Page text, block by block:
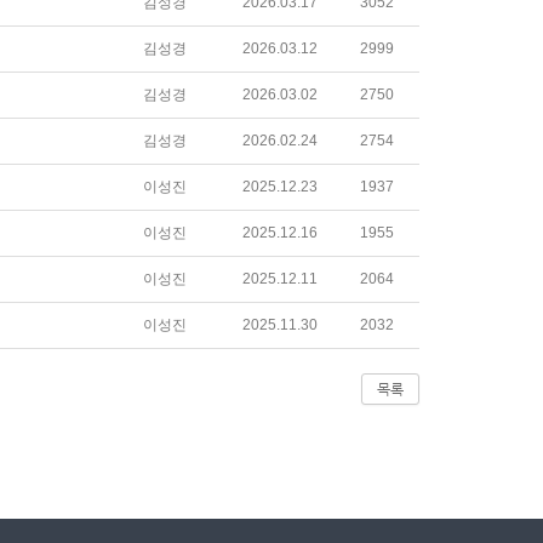
김성경 2026.03.12 2999
김성경 2026.03.02 2750
김성경 2026.02.24 2754
이성진 2025.12.23 1937
이성진 2025.12.16 1955
이성진 2025.12.11 2064
이성진 2025.11.30 2032
목록